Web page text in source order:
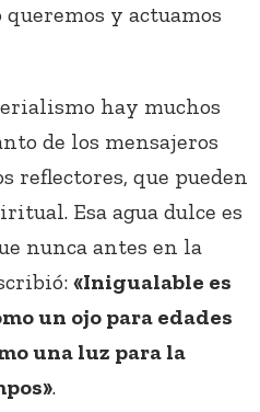
y actuamos
hay muchos
de los mensajeros
reflectores, que pueden
Esa agua dulce es
nunca antes en la
«Inigualable es
un ojo para edades
una luz para la
.